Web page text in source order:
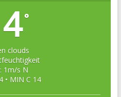
°
clouds
1m/s N
• MIN C 14